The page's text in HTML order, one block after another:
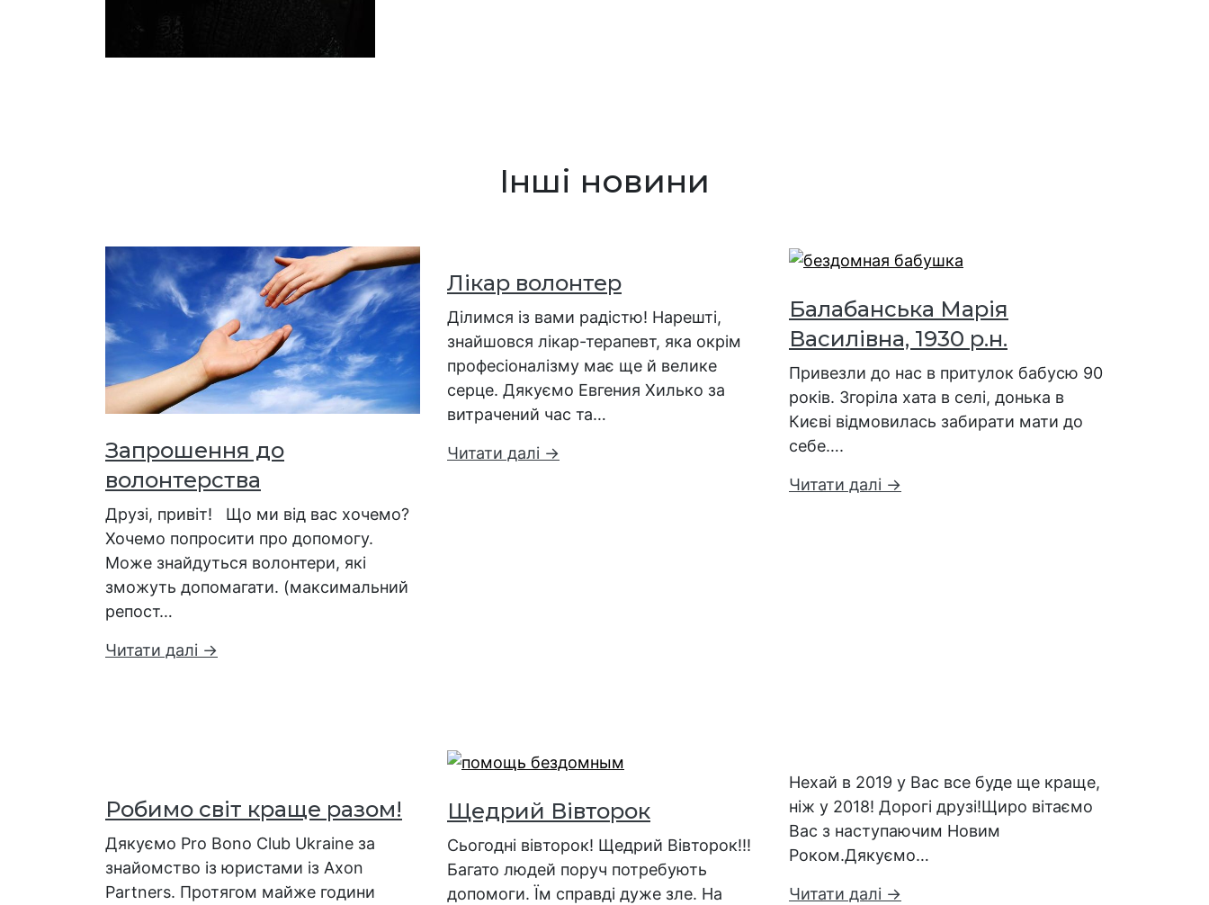
Інші новини
Запрошення до
волонтерства
Друзі, привіт! Що ми від вас хочемо?
Хочемо попросити про допомогу.
Може знайдуться волонтери, які
зможуть допомагати. (максимальний
репост…
Читати далі →
Лікар волонтер
Ділимся із вами радістю! Нарешті,
знайшовся лікар-терапевт, яка окрім
професіоналізму має ще й велике
серце. Дякуємо Евгения Хилько за
витрачений час та…
Читати далі →
Балабанська Марія
Василівна, 1930 р.н.
Привезли до нас в притулок бабусю 90
років. Згоріла хата в селі, донька в
Києві відмовилась забирати мати до
себе….
Читати далі →
Робимо світ краще разом!
Дякуємо Pro Bono Club Ukraine за
знайомство із юристами із Axon
Partners. Протягом майже години
Щедрий Вівторок
Сьогодні вівторок! Щедрий Вівторок!!!
Багато людей поруч потребують
допомоги. Їм справді дуже зле. На
Нехай в 2019 у Вас все буде ще краще,
ніж у 2018! Дорогі друзі!Щиро вітаємо
Вас з наступаючим Новим
Роком.Дякуємо…
Читати далі →